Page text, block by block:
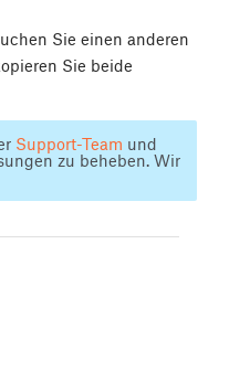
Sie einen anderen
Sie beide
Support-Team und
zu beheben. Wir